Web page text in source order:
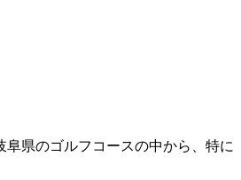
県のゴルフコースの中から、特に